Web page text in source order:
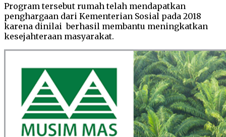
Program tersebut rumah telah mendapatkan
penghargaan dari Kementerian Sosial pada 2018
karena dinilai berhasil membantu meningkatkan
kesejahteraan masyarakat.